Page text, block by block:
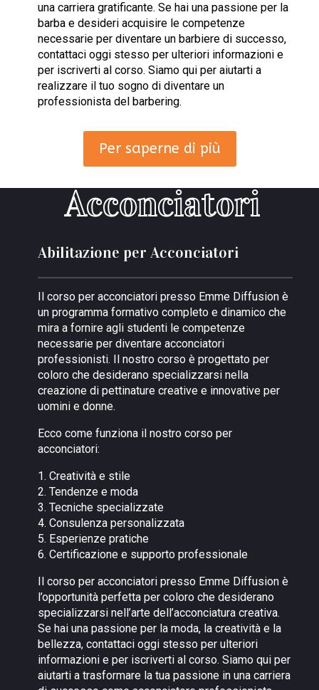
una carriera gratificante. Se hai una passione per la
barba e desideri acquisire le competenze
necessarie per diventare un barbiere di successo,
contattaci oggi stesso per ulteriori informazioni e
per iscriverti al corso. Siamo qui per aiutarti a
realizzare il tuo sogno di diventare un
professionista del barbering.
Per saperne di più
Acconciatori
Abilitazione per Acconciatori
Il corso per acconciatori presso Emme Diffusion è
un programma formativo completo e dinamico che
mira a fornire agli studenti le competenze
necessarie per diventare acconciatori
professionisti. Il nostro corso è progettato per
coloro che desiderano specializzarsi nella
creazione di pettinature creative e innovative per
uomini e donne.
Ecco come funziona il nostro corso per
acconciatori:
1. Creatività e stile
2. Tendenze e moda
3. Tecniche specializzate
4. Consulenza personalizzata
5. Esperienze pratiche
6. Certificazione e supporto professionale
Il corso per acconciatori presso Emme Diffusion è
l’opportunità perfetta per coloro che desiderano
specializzarsi nell’arte dell’acconciatura creativa.
Se hai una passione per la moda, la creatività e la
bellezza, contattaci oggi stesso per ulteriori
informazioni e per iscriverti al corso. Siamo qui per
aiutarti a trasformare la tua passione in una carriera